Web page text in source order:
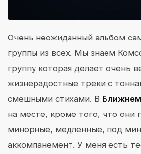
Очень неожиданный альбом
группы из всех. Мы знаем
группу которая делает очень
жизнерадостные треки с
смешными стихами. В
на месте, кроме того, что они
минорные, медленные, под
аккомпанемент. У меня есть